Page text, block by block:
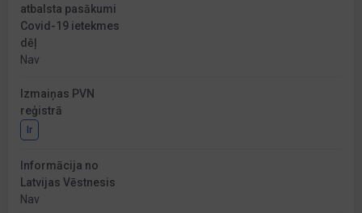
atbalsta pasākumi
Covid-19 ietekmes
dēļ
Nav
Izmaiņas PVN
reģistrā
Ir
Informācija no
Latvijas Vēstnesis
Nav